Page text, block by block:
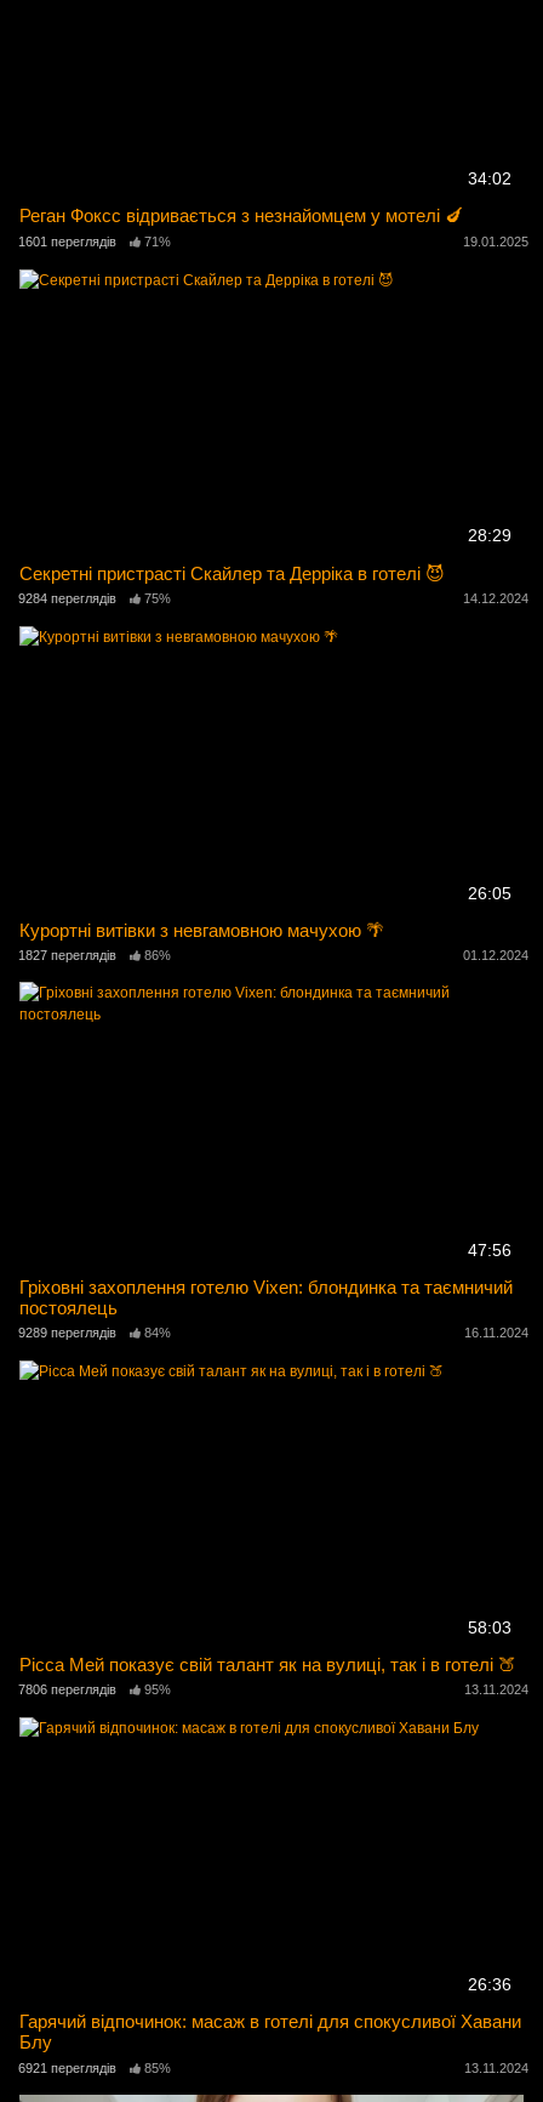
34:02
Реган Фоксс відривається з незнайомцем у мотелі 🍆
1601 переглядів 71% 19.01.2025
28:29
Секретні пристрасті Скайлер та Дерріка в готелі 😈
9284 переглядів 75% 14.12.2024
26:05
Курортні витівки з невгамовною мачухою 🌴
1827 переглядів 86% 01.12.2024
47:56
Гріховні захоплення готелю Vixen: блондинка та таємничий
постоялець
9289 переглядів 84% 16.11.2024
58:03
Рісса Мей показує свій талант як на вулиці, так і в готелі 🍑
7806 переглядів 95% 13.11.2024
26:36
Гарячий відпочинок: масаж в готелі для спокусливої ​​Хавани
Блу
6921 переглядів 85% 13.11.2024